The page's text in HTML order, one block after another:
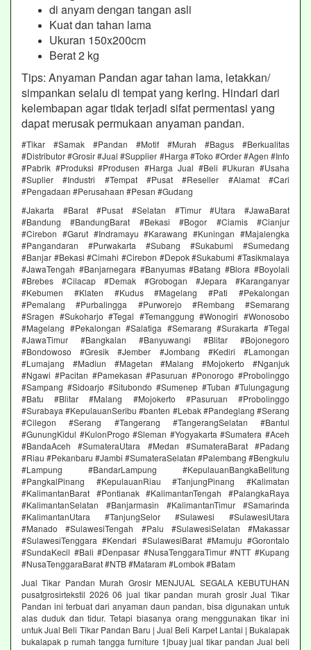
di anyam dengan tangan asli
Kuat dan tahan lama
Ukuran 150x200cm
Berat 2 kg
Tips: Anyaman Pandan agar tahan lama, letakkan/
simpankan selalu di tempat yang kering. Hindari dari
kelembapan agar tidak terjadi sifat permentasi yang
dapat merusak permukaan anyaman pandan.
#Tikar #Samak #Pandan #Motif #Murah #Bagus #Berkualitas
#Distributor #Grosir #Jual #Supplier #Harga #Toko #Order #Agen #Info
#Pabrik #Produksi #Produsen #Harga Jual #Beli #Ukuran #Usaha
#Suplier #Industri #Tempat #Pusat #Reseller #Alamat #Cari
#Pengadaan #Perusahaan #Pesan #Gudang
#Jakarta #Barat #Pusat #Selatan #Timur #Utara #JawaBarat
#Bandung #BandungBarat #Bekasi #Bogor #Ciamis #Cianjur
#Cirebon #Garut #Indramayu #Karawang #Kuningan #Majalengka
#Pangandaran #Purwakarta #Subang #Sukabumi #Sumedang
#Banjar #Bekasi #Cimahi #Cirebon #Depok #Sukabumi #Tasikmalaya
#JawaTengah #Banjarnegara #Banyumas #Batang #Blora #Boyolali
#Brebes #Cilacap #Demak #Grobogan #Jepara #Karanganyar
#Kebumen #Klaten #Kudus #Magelang #Pati #Pekalongan
#Pemalang #Purbalingga #Purworejo #Rembang #Semarang
#Sragen #Sukoharjo #Tegal #Temanggung #Wonogiri #Wonosobo
#Magelang #Pekalongan #Salatiga #Semarang #Surakarta #Tegal
#JawaTimur #Bangkalan #Banyuwangi #Blitar #Bojonegoro
#Bondowoso #Gresik #Jember #Jombang #Kediri #Lamongan
#Lumajang #Madiun #Magetan #Malang #Mojokerto #Nganjuk
#Ngawi #Pacitan #Pamekasan #Pasuruan #Ponorogo #Probolinggo
#Sampang #Sidoarjo #Situbondo #Sumenep #Tuban #Tulungagung
#Batu #Blitar #Malang #Mojokerto #Pasuruan #Probolinggo
#Surabaya #KepulauanSeribu #banten #Lebak #Pandeglang #Serang
#Cilegon #Serang #Tangerang #TangerangSelatan #Bantul
#GunungKidul #KulonProgo #Sleman #Yogyakarta #Sumatera #Aceh
#BandaAceh #SumateraUtara #Medan #SumateraBarat #Padang
#Riau #Pekanbaru #Jambi #SumateraSelatan #Palembang #Bengkulu
#Lampung #BandarLampung #KepulauanBangkaBelitung
#PangkalPinang #KepulauanRiau #TanjungPinang #Kalimatan
#KalimantanBarat #Pontianak #KalimantanTengah #PalangkaRaya
#KalimantanSelatan #Banjarmasin #KalimantanTimur #Samarinda
#KalimantanUtara #TanjungSelor #Sulawesi #SulawesiUtara
#Manado #SulawesiTengah #Palu #SulawesiSelatan #Makassar
#SulawesiTenggara #Kendari #SulawesiBarat #Mamuju #Gorontalo
#SundaKecil #Bali #Denpasar #NusaTenggaraTimur #NTT #Kupang
#NusaTenggaraBarat #NTB #Mataram #Lombok #Batam
Jual Tikar Pandan Murah Grosir MENJUAL SEGALA KEBUTUHAN
pusatgrosirtekstil 2026 06 jual tikar pandan murah grosir Jual Tikar
Pandan ini terbuat dari anyaman daun pandan, bisa digunakan untuk
alas duduk dan tidur. Tetapi biasanya orang menggunakan tikar ini
untuk Jual Beli Tikar Pandan Baru | Jual Beli Karpet Lantai | Bukalapak
bukalapak p rumah tangga furniture 1jbuay jual tikar pandan Jual beli